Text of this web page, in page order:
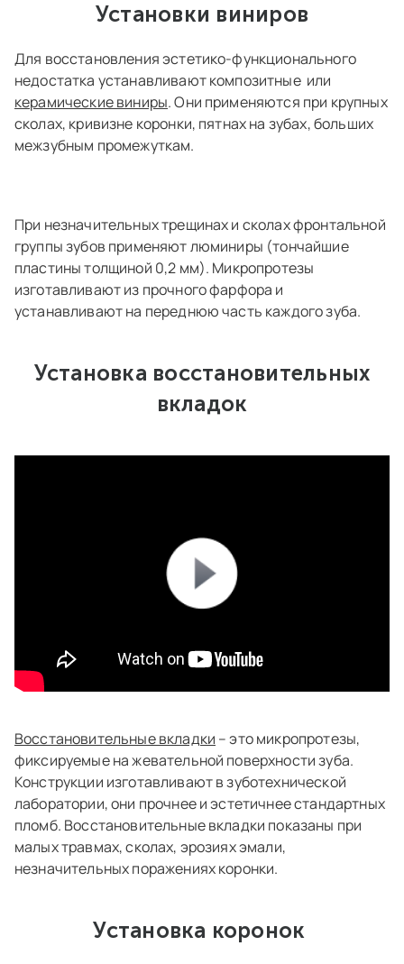
Установки виниров
Для восстановления эстетико-функционального
недостатка устанавливают композитные или
керамические виниры. Они применяются при крупных
сколах, кривизне коронки, пятнах на зубах, больших
межзубным промежуткам.
При незначительных трещинах и сколах фронтальной
группы зубов применяют люминиры (тончайшие
пластины толщиной 0,2 мм). Микропротезы
изготавливают из прочного фарфора и
устанавливают на переднюю часть каждого зуба.
Установка восстановительных
вкладок
Восстановительные вкладки – это микропротезы,
фиксируемые на жевательной поверхности зуба.
Конструкции изготавливают в зуботехнической
лаборатории, они прочнее и эстетичнее стандартных
пломб. Восстановительные вкладки показаны при
малых травмах, сколах, эрозиях эмали,
незначительных поражениях коронки.
Установка коронок